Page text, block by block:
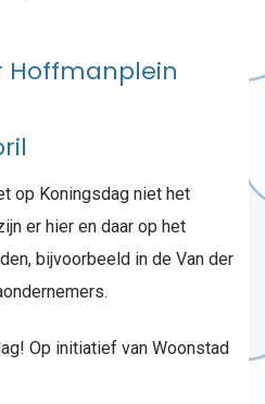
op Koningsdag niet het
er hier en daar op het
bijvoorbeeld in de Van der
Op initiatief van Woonstad